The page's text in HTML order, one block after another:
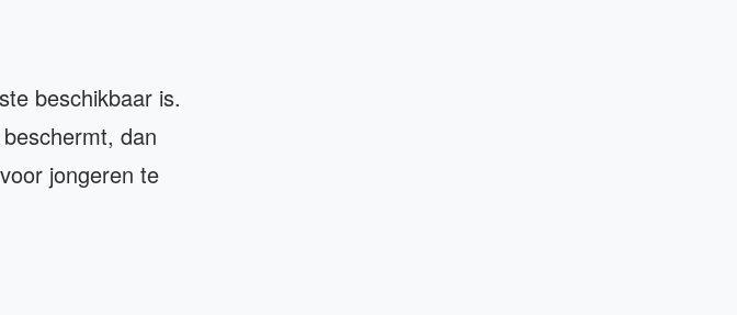
beschikbaar is.
dan
jongeren te